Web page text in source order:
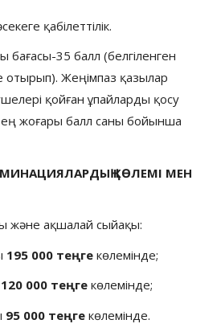
қабілеттілік.
35 балл (белгіленген
отырып). Жеңімпаз қазылар
қойған ұпайларды қосу
ең жоғары балл саны бойынша
ДЫҢ КӨЛЕМІ МЕН
және ақшалай сыйақы:
195 000 теңге көлемінде;
120 000 теңге көлемінде;
95 000 теңге көлемінде.